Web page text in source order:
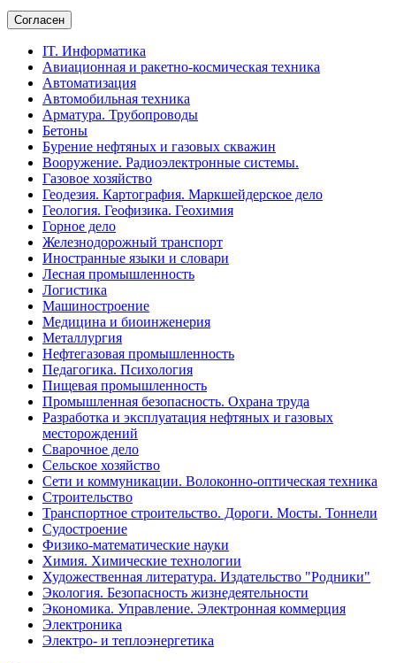
Согласен
IT. Информатика
Авиационная и ракетно-космическая техника
Автоматизация
Автомобильная техника
Арматура. Трубопроводы
Бетоны
Бурение нефтяных и газовых скважин
Вооружение. Радиоэлектронные системы.
Газовое хозяйство
Геодезия. Картография. Маркшейдерское дело
Геология. Геофизика. Геохимия
Горное дело
Железнодорожный транспорт
Иностранные языки и словари
Лесная промышленность
Логистика
Машиностроение
Медицина и биоинженерия
Металлургия
Нефтегазовая промышленность
Педагогика. Психология
Пищевая промышленность
Промышленная безопасность. Охрана труда
Разработка и эксплуатация нефтяных и газовых
месторождений
Сварочное дело
Сельское хозяйство
Сети и коммуникации. Волоконно-оптическая техника
Строительство
Транспортное строительство. Дороги. Мосты. Тоннели
Судостроение
Физико-математические науки
Химия. Химические технологии
Художественная литература. Издательство "Родники"
Экология. Безопасность жизнедеятельности
Экономика. Управление. Электронная коммерция
Электроника
Электро- и теплоэнергетика